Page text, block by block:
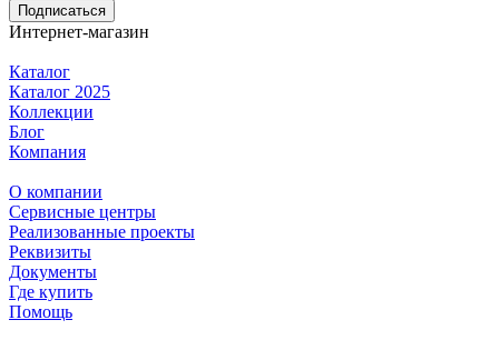
Подписаться
Интернет-магазин
Каталог
Каталог 2025
Коллекции
Блог
Компания
О компании
Сервисные центры
Реализованные проекты
Реквизиты
Документы
Где купить
Помощь